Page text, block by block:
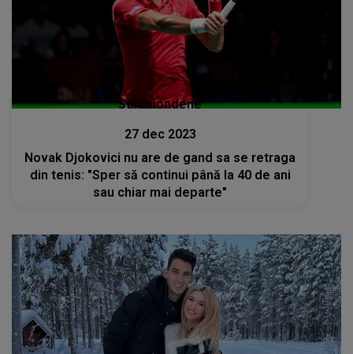
Stiri mondene
27 dec 2023
Novak Djokovici nu are de gand sa se retraga
din tenis: "Sper să continui până la 40 de ani
sau chiar mai departe"